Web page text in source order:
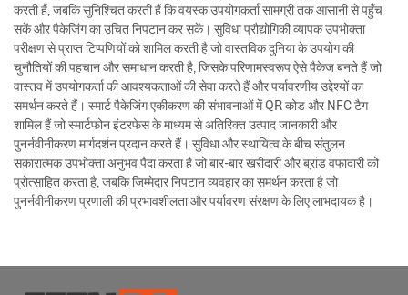
करती हैं, जबकि सुनिश्चित करती हैं कि वयस्क उपयोगकर्ता सामग्री तक आसानी से पहुँच
सकें और पैकेजिंग का उचित निपटान कर सकें। सुविधा प्रौद्योगिकी व्यापक उपभोक्ता
परीक्षण से प्राप्त टिप्पणियों को शामिल करती है जो वास्तविक दुनिया के उपयोग की
चुनौतियों की पहचान और समाधान करती है, जिसके परिणामस्वरूप ऐसे पैकेज बनते हैं जो
वास्तव में उपयोगकर्ता की आवश्यकताओं की सेवा करते हैं और पर्यावरणीय उद्देश्यों का
समर्थन करते हैं। स्मार्ट पैकेजिंग एकीकरण की संभावनाओं में QR कोड और NFC टैग
शामिल हैं जो स्मार्टफोन इंटरफेस के माध्यम से अतिरिक्त उत्पाद जानकारी और
पुनर्नवीनीकरण मार्गदर्शन प्रदान करते हैं। सुविधा और स्थायित्व के बीच संतुलन
सकारात्मक उपभोक्ता अनुभव पैदा करता है जो बार-बार खरीदारी और ब्रांड वफादारी को
प्रोत्साहित करता है, जबकि जिम्मेदार निपटान व्यवहार का समर्थन करता है जो
पुनर्नवीनीकरण प्रणाली की प्रभावशीलता और पर्यावरण संरक्षण के लिए लाभदायक है।